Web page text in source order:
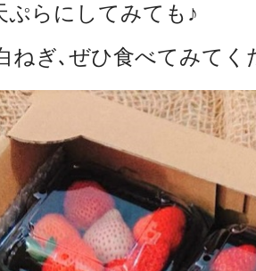
ぷらにしてみても♪
ねぎ､ぜひ食べてみてく